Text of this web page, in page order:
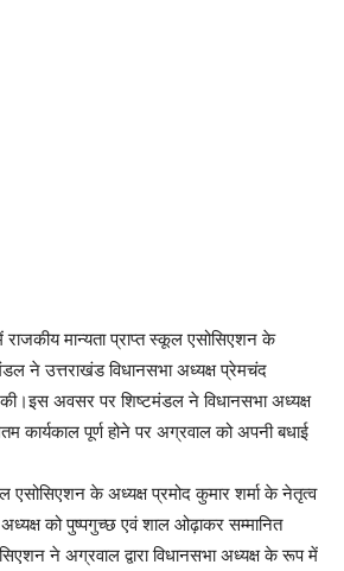
राजकीय मान्यता प्राप्त स्कूल एसोसिएशन के
ने उत्तराखंड विधानसभा अध्यक्ष प्रेमचंद
अवसर पर शिष्टमंडल ने विधानसभा अध्यक्ष
पूर्ण होने पर अग्रवाल को अपनी बधाई
एसोसिएशन के अध्यक्ष प्रमोद कुमार शर्मा के नेतृत्व
को पुष्पगुच्छ एवं शाल ओढ़ाकर सम्मानित
ने अग्रवाल द्वारा विधानसभा अध्यक्ष के रूप में